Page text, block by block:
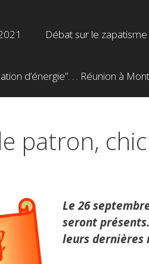
Débat sur le zapatisme
d’énergie”. . . Réunion à
patron,
Le 26
seront
leurs dernières